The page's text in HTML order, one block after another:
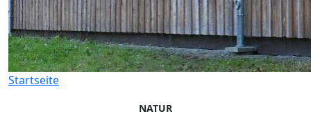
Startseite
NATUR